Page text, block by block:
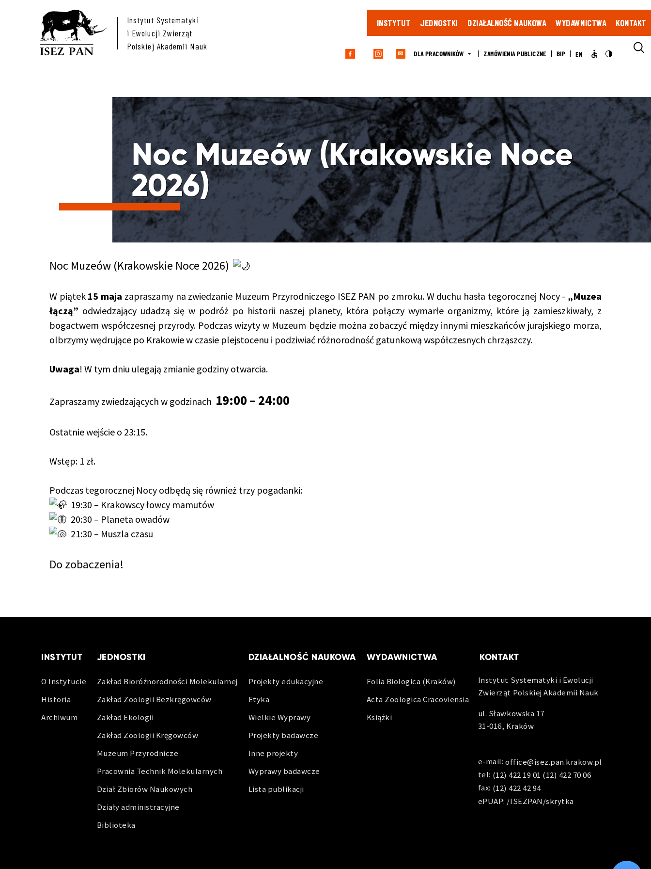
Instytut Systematyki
i Ewolucji Zwierząt
Polskiej Akademii Nauk
INSTYTUT JEDNOSTKI DZIAŁALNOŚĆ NAUKOWA WYDAWNICTWA KONTAKT
✉ DLA PRACOWNIKÓW ZAMÓWIENIA PUBLICZNE BIP EN
Noc Muzeów (Krakowskie Noce
2026)
Noc Muzeów (Krakowskie Noce 2026)
W piątek 15 maja zapraszamy na zwiedzanie Muzeum Przyrodniczego ISEZ PAN po zmroku. W duchu hasła tegorocznej Nocy - „Muzea
łączą” odwiedzający udadzą się w podróż po historii naszej planety, która połączy wymarłe organizmy, które ją zamieszkiwały, z
bogactwem współczesnej przyrody. Podczas wizyty w Muzeum będzie można zobaczyć między innymi mieszkańców jurajskiego morza,
olbrzymy wędrujące po Krakowie w czasie plejstocenu i podziwiać różnorodność gatunkową współczesnych chrząszczy.
Uwaga! W tym dniu ulegają zmianie godziny otwarcia.
Zapraszamy zwiedzających w godzinach 19:00 – 24:00
Ostatnie wejście o 23:15.
Wstęp: 1 zł.
Podczas tegorocznej Nocy odbędą się również trzy pogadanki:
19:30 – Krakowscy łowcy mamutów
20:30 – Planeta owadów
21:30 – Muszla czasu
Do zobaczenia!
INSTYTUT
O Instytucie
Historia
Archiwum
JEDNOSTKI
Zakład Bioróżnorodności Molekularnej
Zakład Zoologii Bezkręgowców
Zakład Ekologii
Zakład Zoologii Kręgowców
Muzeum Przyrodnicze
Pracownia Technik Molekularnych
Dział Zbiorów Naukowych
Działy administracyjne
Biblioteka
DZIAŁALNOŚĆ NAUKOWA
Projekty edukacyjne
Etyka
Wielkie Wyprawy
Projekty badawcze
Inne projekty
Wyprawy badawcze
Lista publikacji
WYDAWNICTWA
Folia Biologica (Kraków)
Acta Zoologica Cracoviensia
Książki
KONTAKT
Instytut Systematyki i Ewolucji
Zwierząt Polskiej Akademii Nauk
ul. Sławkowska 17
31-016, Kraków
e-mail:office@isez.pan.krakow.pl
tel: (12) 422 19 01 (12) 422 70 06
fax: (12) 422 42 94
ePUAP: /ISEZPAN/skrytka